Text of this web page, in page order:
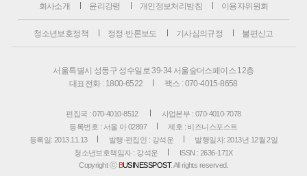
회사소개 윤리강령 개인정보처리방침 이용자위원회
청소년보호정책 정정·반론보도 기사심의규정 불편신고
서울특별시 성동구 성수일로 39-34 서울숲더스페이스 12층
대표전화 : 1800-6522
팩스 : 070-4015-8658
편집국 : 070-4010-8512
사업본부 : 070-4010-7078
등록번호 : 서울 아 02897
제호 : 비즈니스포스트
등록일: 2013.11.13
발행·편집인 : 강석운
발행일자: 2013년 12월 2일
청소년보호책임자 : 강석운
ISSN : 2636-171X
Copyright ⓒ BUSINESSPOST. All rights reserved.